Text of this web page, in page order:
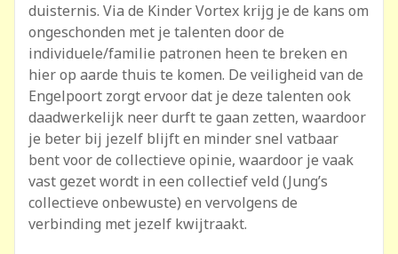
duisternis. Via de Kinder Vortex krijg je de kans om
ongeschonden met je talenten door de
individuele/familie patronen heen te breken en
hier op aarde thuis te komen. De veiligheid van de
Engelpoort zorgt ervoor dat je deze talenten ook
daadwerkelijk neer durft te gaan zetten, waardoor
je beter bij jezelf blijft en minder snel vatbaar
bent voor de collectieve opinie, waardoor je vaak
vast gezet wordt in een collectief veld (Jung’s
collectieve onbewuste) en vervolgens de
verbinding met jezelf kwijtraakt.